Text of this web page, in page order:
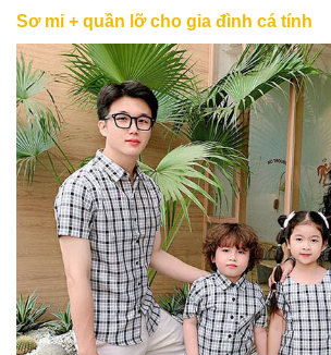
Sơ mi + quần lỡ cho gia đình cá tính